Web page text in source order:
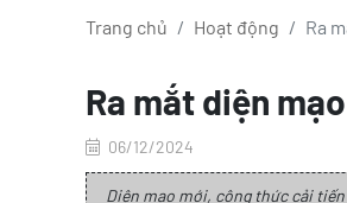
Trang chủ Hoạt động Ra
Ra mắt diện
06/12/2024
Diện mạo mới, công thức cải